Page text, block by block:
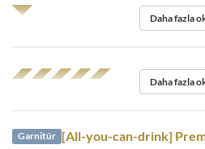
◥◤
Daha fazla
◢◤◢◤◢◤◢◤◢◤
Daha fazla
Garnitür [All-you-can-drink]